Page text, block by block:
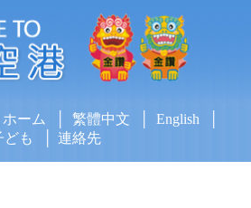
ホーム 繁體中文
English
ども
連絡先